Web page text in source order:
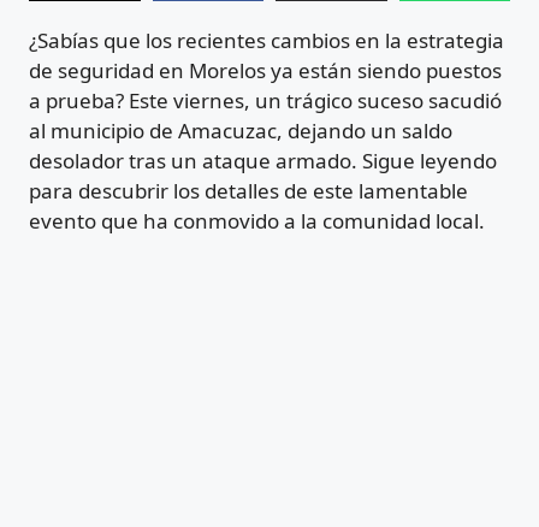
¿Sabías que los recientes cambios en la estrategia
de seguridad en Morelos ya están siendo puestos
a prueba? Este viernes, un trágico suceso sacudió
al municipio de Amacuzac, dejando un saldo
desolador tras un ataque armado. Sigue leyendo
para descubrir los detalles de este lamentable
evento que ha conmovido a la comunidad local.